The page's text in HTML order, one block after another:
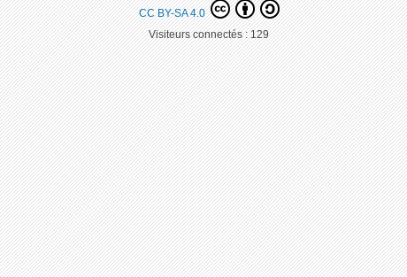
CC BY-SA 4.0
Visiteurs connectés :129